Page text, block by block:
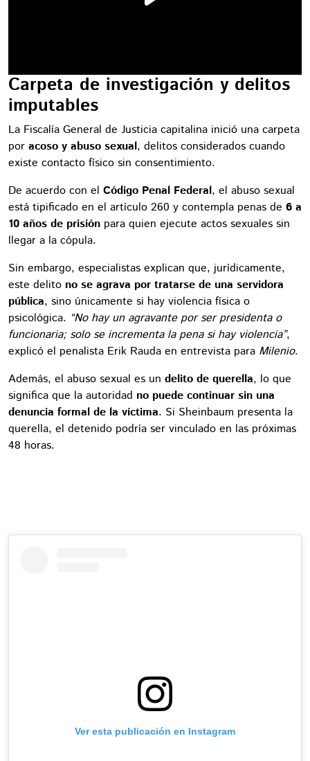
Carpeta de investigación y delitos
imputables
La Fiscalía General de Justicia capitalina inició una carpeta
por acoso y abuso sexual, delitos considerados cuando
existe contacto físico sin consentimiento.
De acuerdo con el Código Penal Federal, el abuso sexual
está tipificado en el artículo 260 y contempla penas de 6 a
10 años de prisión para quien ejecute actos sexuales sin
llegar a la cópula.
Sin embargo, especialistas explican que, jurídicamente,
este delito no se agrava por tratarse de una servidora
pública, sino únicamente si hay violencia física o
psicológica. “No hay un agravante por ser presidenta o
funcionaria; solo se incrementa la pena si hay violencia”,
explicó el penalista Erik Rauda en entrevista para Milenio.
Además, el abuso sexual es un delito de querella, lo que
significa que la autoridad no puede continuar sin una
denuncia formal de la víctima. Si Sheinbaum presenta la
querella, el detenido podría ser vinculado en las próximas
48 horas.
Ver esta publicación en Instagram